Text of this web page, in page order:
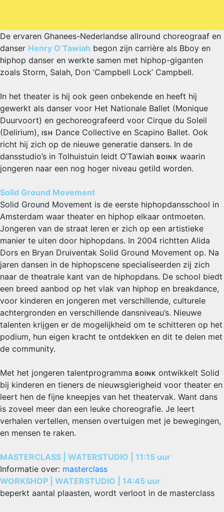
De ervaren Ghanees-Nederlandse allround choreograaf en
danser Henry O’Tawiah begon zijn carrière als Bboy en
hiphop danser en werkte samen met hiphop-giganten
zoals Storm, Salah, Don ‘Campbell Lock’ Campbell.
In het theater is hij ook geen onbekende en heeft hij
gewerkt als danser voor Het Nationale Ballet (Monique
Duurvoort) en gechoreografeerd voor Cirque du Soleil
(Delirium), ISH Dance Collective en Scapino Ballet. Ook
richt hij zich op de nieuwe generatie dansers. In de
dansstudio’s in Tolhuistuin leidt O’Tawiah BOINK waarin
jongeren naar een nog hoger niveau getild worden.
Solid Ground Movement
Solid Ground Movement is de eerste hiphopdansschool in
Amsterdam waar theater en hiphop elkaar ontmoeten.
Jongeren van de straat leren er zich op een artistieke
manier te uiten door hiphopdans. In 2004 richtten Alida
Dors en Bryan Druiventak Solid Ground Movement op. Na
jaren dansen in de hiphopscene specialiseerden zij zich
naar de theatrale kant van de hiphopdans. De school biedt
een breed aanbod op het vlak van hiphop en breakdance,
voor kinderen en jongeren met verschillende, culturele
achtergronden en verschillende dansniveau’s. Nieuwe
talenten krijgen er de mogelijkheid om te schitteren op het
podium, hun eigen kracht te ontdekken en dit te delen met
de community.
Met het jongeren talentprogramma BOINK ontwikkelt Solid
bij kinderen en tieners de nieuwsgierigheid voor theater en
leert hen de fijne kneepjes van het theatervak. Want dans
is zoveel meer dan een leuke choreografie. Je leert
verhalen vertellen, mensen overtuigen met je bewegingen,
en mensen te raken.
MASTERCLASS | WATERSTUDIO | 11:15 uur
Informatie over: masterclass
WORKSHOP | WATERSTUDIO | 14:45 uur
beperkt aantal plaasten, wordt verloot in de masterclass